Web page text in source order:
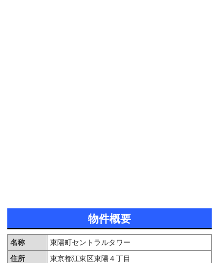
物件概要
名称
東陽町セントラルタワー
住所
東京都江東区東陽４丁目